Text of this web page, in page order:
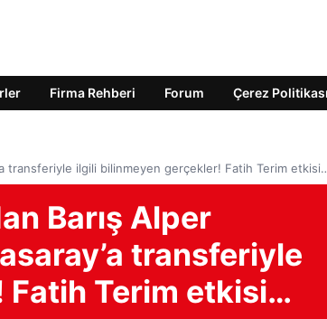
Firma Rehberi Forum Çerez Politikası
transferiyle ilgili bilinmeyen gerçekler! Fatih Terim
Barış Alper
transferiyle
Terim etkisi…